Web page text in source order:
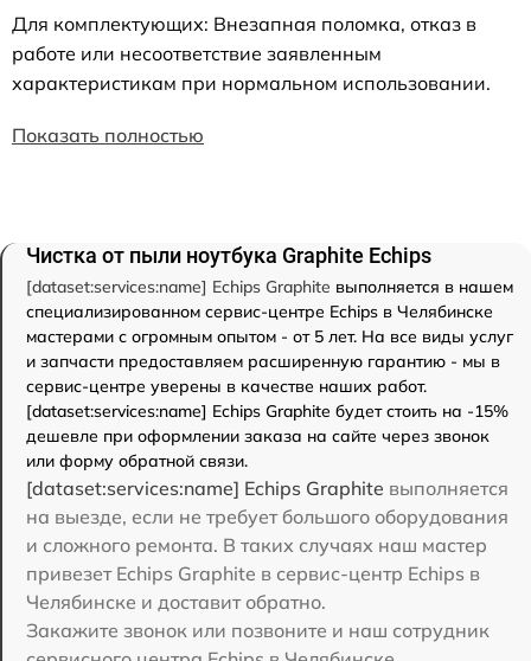
Для комплектующих: Внезапная поломка, отказ в
работе или несоответствие заявленным
характеристикам при нормальном использовании.
Показать полностью
Чистка от пыли ноутбука Graphite Echips
[dataset:services:name] Echips Graphite выполняется в нашем
специализированном сервис-центре Echips в Челябинске
мастерами с огромным опытом - от 5 лет. На все виды услуг
и запчасти предоставляем расширенную гарантию - мы в
сервис-центре уверены в качестве наших работ.
[dataset:services:name] Echips Graphite будет стоить на -15%
дешевле при оформлении заказа на сайте через звонок
или форму обратной связи.
[dataset:services:name] Echips Graphite выполняется
на выезде, если не требует большого оборудования
и сложного ремонта. В таких случаях наш мастер
привезет Echips Graphite в сервис-центр Echips в
Челябинске и доставит обратно.
Закажите звонок или позвоните и наш сотрудник